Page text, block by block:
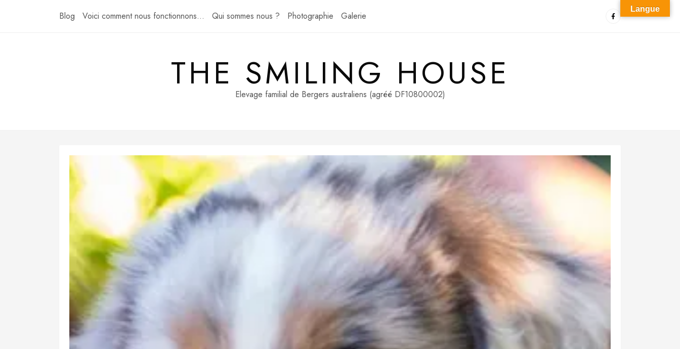
Blog Voici comment nous fonctionnons… Qui sommes nous ? Photographie Galerie
THE SMILING HOUSE
Elevage familial de Bergers australiens (agréé DF10800002)
Langue